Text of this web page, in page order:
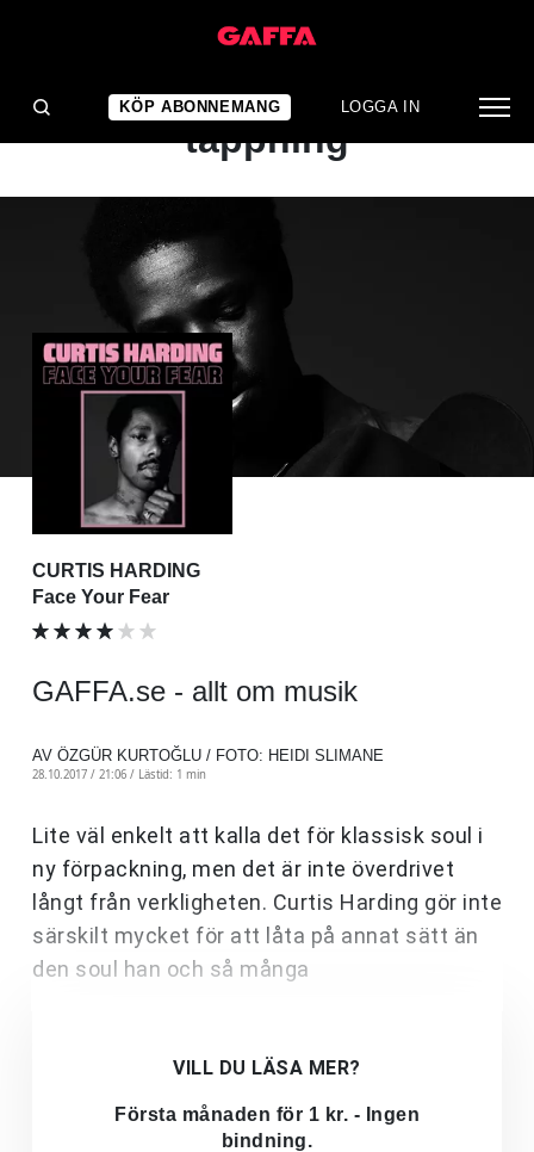
KÖP ABONNEMANG LOGGA IN
ALBUMRECENSION
Klassisk soul i modern
tappning
CURTIS HARDING
Face Your Fear
GAFFA.se - allt om musik
AV ÖZGÜR KURTOĞLU / FOTO: HEIDI SLIMANE
28.10.2017 / 21:06 / Lästid: 1 min
Lite väl enkelt att kalla det för klassisk soul i
ny förpackning, men det är inte överdrivet
långt från verkligheten. Curtis Harding gör inte
särskilt mycket för att låta på annat sätt än
den soul han och så många
VILL DU LÄSA MER?
Första månaden för 1 kr. - Ingen
bindning.